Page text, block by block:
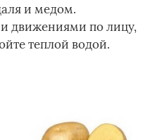
и медом.
движениями по лицу,
теплой водой.